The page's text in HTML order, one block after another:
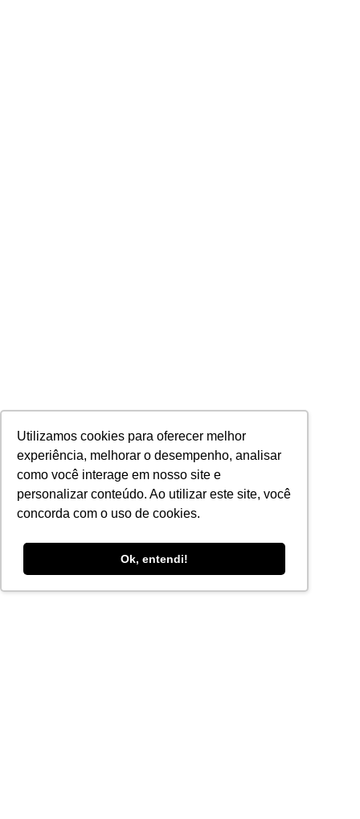
Utilizamos cookies para oferecer melhor
experiência, melhorar o desempenho, analisar
como você interage em nosso site e
personalizar conteúdo. Ao utilizar este site, você
concorda com o uso de cookies.
Ok, entendi!